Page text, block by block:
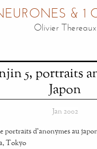
& 1
Olivier Thereaux
5, portraits
Japon
Jan 2002
portraits d'anonymes au
Tokyo